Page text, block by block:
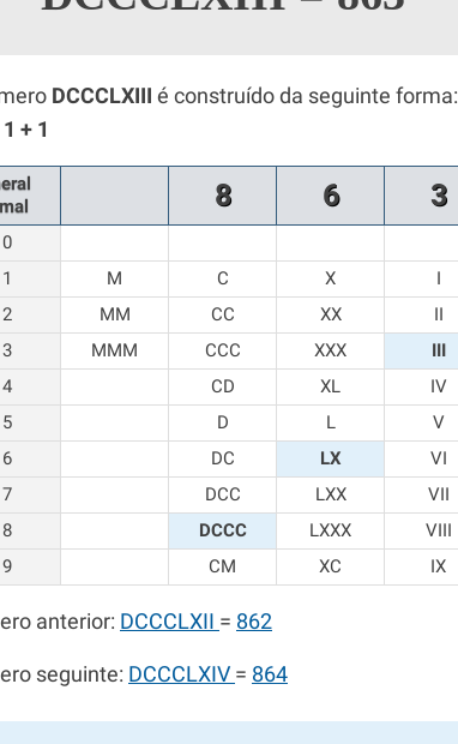
Exercícios
DCCCLXIII é construído da seguinte forma:
+ 1
8 6 3
0
1
M C X
I
2
MM CC XX
II
3
MMM CCC XXX
III
4
CD XL
IV
5
D L
V
6
DC LX
VI
7
DCC LXX
VII
8
DCCC LXXX
VIII
9
CM XC IX
anterior: DCCCLXII = 862
seguinte: DCCCLXIV = 864